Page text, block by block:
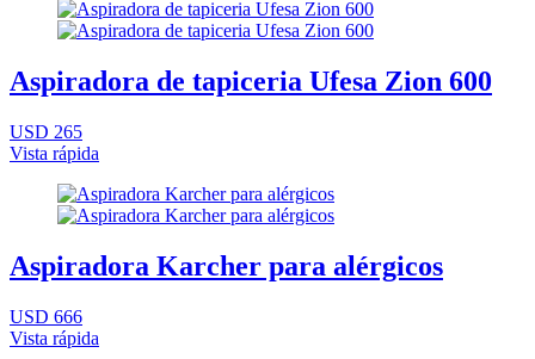
Aspiradora de tapiceria Ufesa Zion 600
USD 265
Vista rápida
Aspiradora Karcher para alérgicos
USD 666
Vista rápida